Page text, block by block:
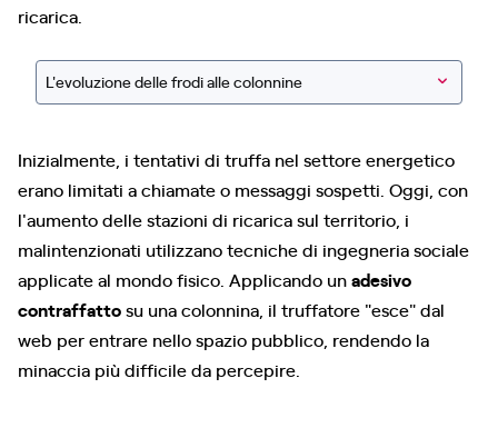
ricarica.
L'evoluzione delle frodi alle colonnine
Inizialmente, i tentativi di truffa nel settore energetico
erano limitati a chiamate o messaggi sospetti. Oggi, con
l'aumento delle stazioni di ricarica sul territorio, i
malintenzionati utilizzano tecniche di ingegneria sociale
applicate al mondo fisico. Applicando unadesivo
contraffattosu una colonnina, il truffatore "esce" dal
web per entrare nello spazio pubblico, rendendo la
minaccia più difficile da percepire.